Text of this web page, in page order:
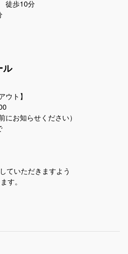
徒歩10分
ル
ウト】
にお知らせください）
ていただきますよう